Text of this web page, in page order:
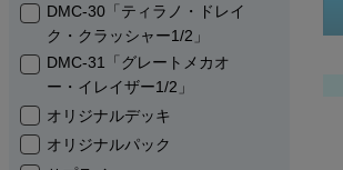
DMC-30「ティラノ・ドレイ
ク・クラッシャー1/2」
DMC-31「グレートメカオ
ー・イレイザー1/2」
オリジナルデッキ
オリジナルパック